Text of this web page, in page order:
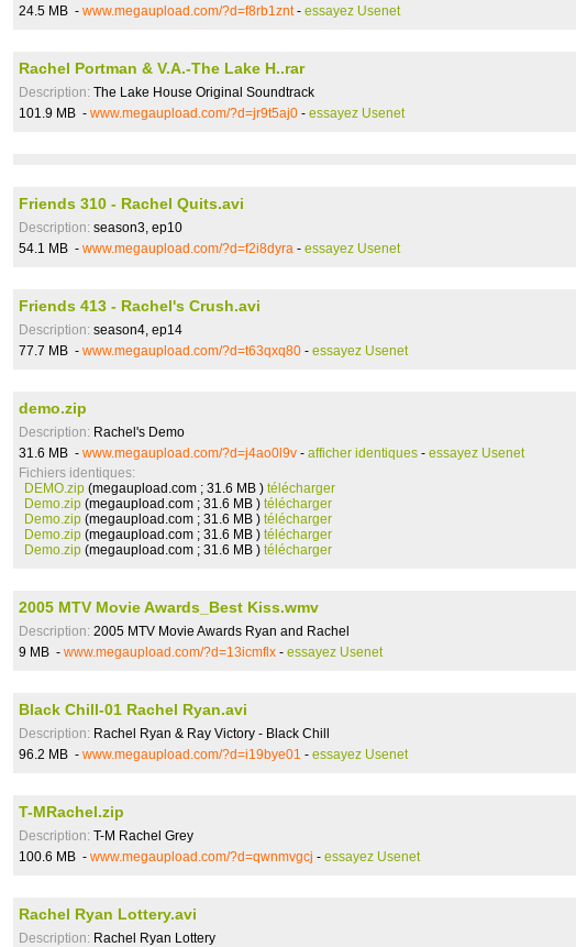
24.5 MB - www.megaupload.com/?d=f8rb1znt - essayez Usenet
Rachel Portman & V.A.-The Lake H..rar
Description: The Lake House Original Soundtrack
101.9 MB - www.megaupload.com/?d=jr9t5aj0 - essayez Usenet
Friends 310 - Rachel Quits.avi
Description: season3, ep10
54.1 MB - www.megaupload.com/?d=f2i8dyra - essayez Usenet
Friends 413 - Rachel's Crush.avi
Description: season4, ep14
77.7 MB - www.megaupload.com/?d=t63qxq80 - essayez Usenet
demo.zip
Description: Rachel's Demo
31.6 MB - www.megaupload.com/?d=j4ao0l9v - afficher identiques - essayez Usenet
Fichiers identiques:
DEMO.zip (megaupload.com ; 31.6 MB ) télécharger
Demo.zip (megaupload.com ; 31.6 MB ) télécharger
Demo.zip (megaupload.com ; 31.6 MB ) télécharger
Demo.zip (megaupload.com ; 31.6 MB ) télécharger
Demo.zip (megaupload.com ; 31.6 MB ) télécharger
2005 MTV Movie Awards_Best Kiss.wmv
Description: 2005 MTV Movie Awards Ryan and Rachel
9 MB - www.megaupload.com/?d=13icmflx - essayez Usenet
Black Chill-01 Rachel Ryan.avi
Description: Rachel Ryan & Ray Victory - Black Chill
96.2 MB - www.megaupload.com/?d=i19bye01 - essayez Usenet
T-MRachel.zip
Description: T-M Rachel Grey
100.6 MB - www.megaupload.com/?d=qwnmvgcj - essayez Usenet
Rachel Ryan Lottery.avi
Description: Rachel Ryan Lottery